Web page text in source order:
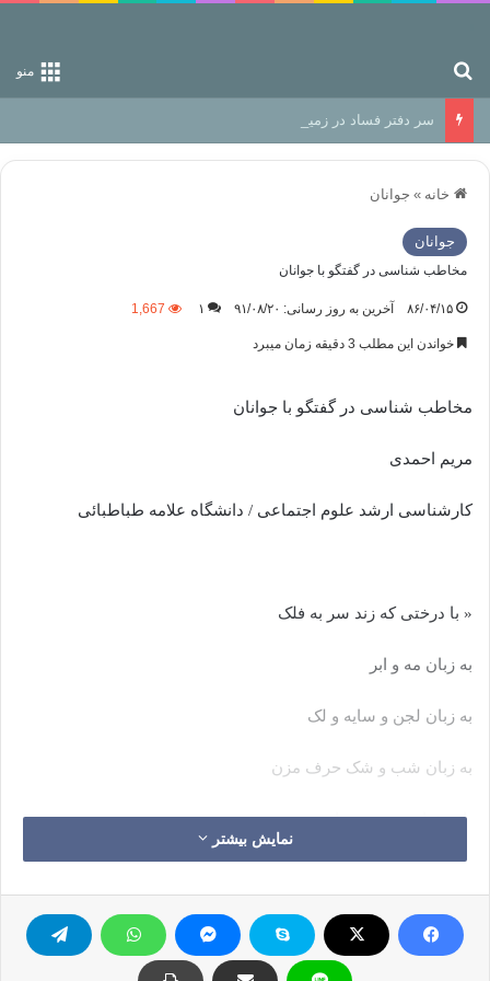
منو
سر دفتر فساد در زمین‌، دوری وکناره‌گیری از راه خداست‌!
خانه » جوانان
جوانان
مخاطب شناسی در گفتگو با جوانان
۸۶/۰۴/۱۵ آخرین به روز رسانی: ۹۱/۰۸/۲۰ ۱ 1,667
خواندن این مطلب 3 دقیقه زمان میبرد
مخاطب شناسی در گفتگو با جوانان
مریم احمدی
کارشناسی ارشد علوم اجتماعی / دانشگاه علامه طباطبائی
« با درختی که زند سر به فلک
به زبان مه و ابر
به زبان لجن و سایه و لک
به زبان شب و شک حرف مزن
با درختان برومند جوان
به زبان سحر و آب روان
به زبان خودشان حرف بزن»
نمایش بیشتر